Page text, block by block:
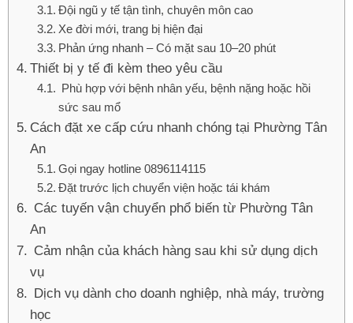
Đội ngũ y tế tận tình, chuyên môn cao
Xe đời mới, trang bị hiện đại
Phản ứng nhanh – Có mặt sau 10–20 phút
Thiết bị y tế đi kèm theo yêu cầu
Phù hợp với bệnh nhân yếu, bệnh nặng hoặc hồi
sức sau mổ
Cách đặt xe cấp cứu nhanh chóng tại Phường Tân
An
Gọi ngay hotline 0896114115
Đặt trước lịch chuyển viện hoặc tái khám
Các tuyến vận chuyển phổ biến từ Phường Tân
An
Cảm nhận của khách hàng sau khi sử dụng dịch
vụ
Dịch vụ dành cho doanh nghiệp, nhà máy, trường
học